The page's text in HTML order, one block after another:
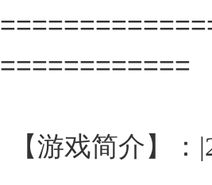
============
【游戏简介】